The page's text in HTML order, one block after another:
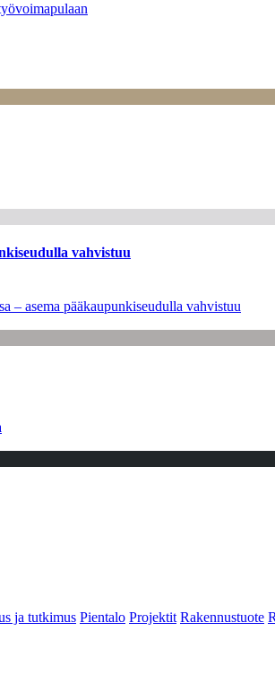
vahvistuu
– asema pääkaupunkiseudulla vahvistuu
ja tutkimus Pientalo Projektit Rakennustuote